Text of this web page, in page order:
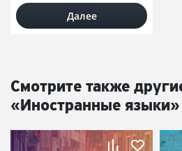
Далее
Смотрите также
«Иностранные языки»